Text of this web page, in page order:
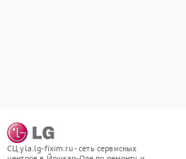
СЦ yla.lg-fixim.ru - сеть сервисных